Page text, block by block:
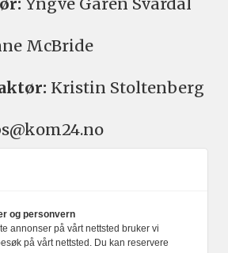
McBride
Kristin Stoltenberg
og personvern
annonser på vårt nettsted bruker vi
på vårt nettsted. Du kan reservere